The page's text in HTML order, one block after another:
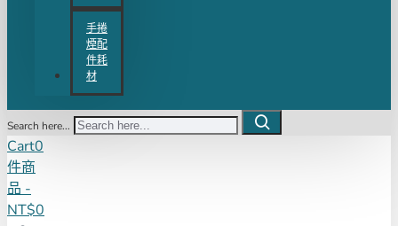
手捲
煙配
件耗
材
Search here...
Cart0
件商
品 -
NT$0